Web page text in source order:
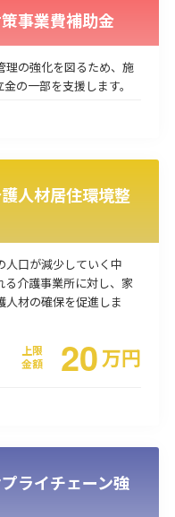
卸売･小売業
飲食業
福祉 農業･林業
漁業
外展開 設備投資
IT導入
者支援
コロナ関連
事業費補助金
理の強化を図るため、施
の一部を支援します。
人材居住環境整
人口が減少していく中
介護事業所に対し、家
材の確保を促進しま
上限
金額
20万円
ライチェーン強